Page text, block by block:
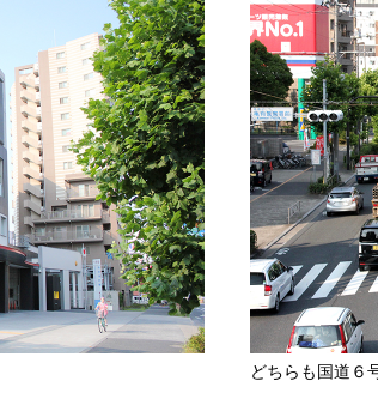
どちらも国道６